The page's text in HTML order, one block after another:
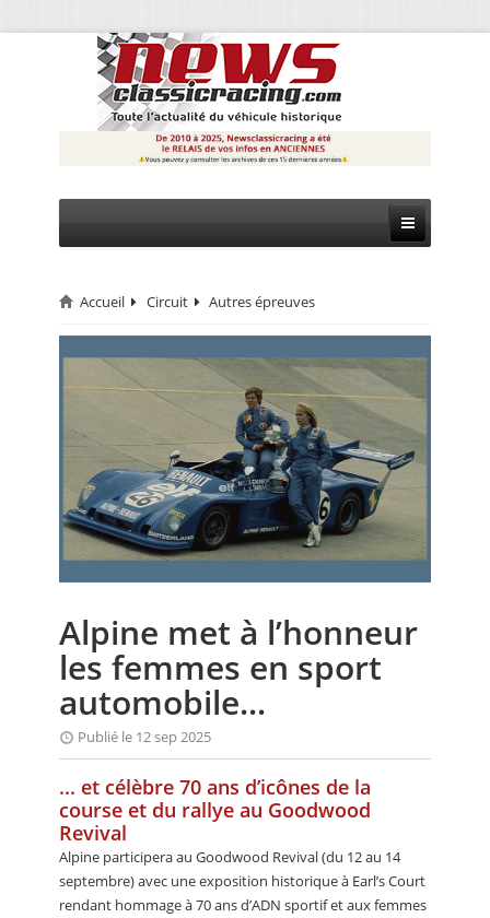
CIRCUIT
RALLYE
EVÈNEMENTS
CALENDRIER
FOCUS
ANNUAIRES
PETITES ANNONCES
Accueil Circuit Autres épreuves
Alpine met à l’honneur
les femmes en sport
automobile...
Publié le 12 sep 2025
... et célèbre 70 ans d’icônes de la
course et du rallye au Goodwood
Revival
Alpine participera au Goodwood Revival (du 12 au 14
septembre) avec une exposition historique à Earl’s Court
rendant hommage à 70 ans d’ADN sportif et aux femmes